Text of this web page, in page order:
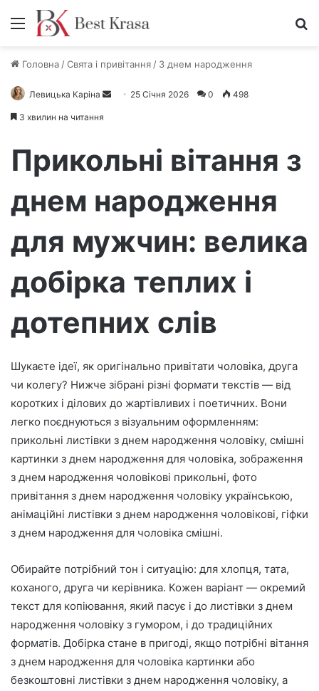
Меню
Головна /Свята і привітання / З днем народження
Левицька Каріна
і
т
е
е
т
р
н
н
о
г
а
25 Січня 2026 0 498
3 хвилин на читання
Прикольні вітання з
днем народження
для мужчин: велика
добірка теплих і
дотепних слів
Шукаєте ідеї, як оригінально привітати чоловіка, друга
чи колегу? Нижче зібрані різні формати текстів — від
коротких і ділових до жартівливих і поетичних. Вони
легко поєднуються з візуальним оформленням:
прикольні листівки з днем народження чоловіку, смішні
картинки з днем народження для чоловіка, зображення
з днем народження чоловікові прикольні, фото
привітання з днем народження чоловіку українською,
анімаційні листівки з днем народження чоловікові, гіфки
з днем народження для чоловіка смішні.
Обирайте потрібний тон і ситуацію: для хлопця, тата,
коханого, друга чи керівника. Кожен варіант — окремий
текст для копіювання, який пасує і до листівки з днем
народження чоловіку з гумором, і до традиційних
форматів. Добірка стане в пригоді, якщо потрібні вітання
з днем народження для чоловіка картинки або
безкоштовні листівки з днем народження чоловіку, а